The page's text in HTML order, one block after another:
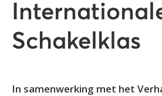
Schakelklas
In samenwerking met het